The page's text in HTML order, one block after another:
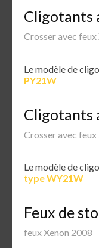
Cligotants
Crosser avec feux
Le modèle de
PY21W
Cligotants
Crosser avec feux
Le modèle de
type WY21W
Feux de
feux Xenon 2008